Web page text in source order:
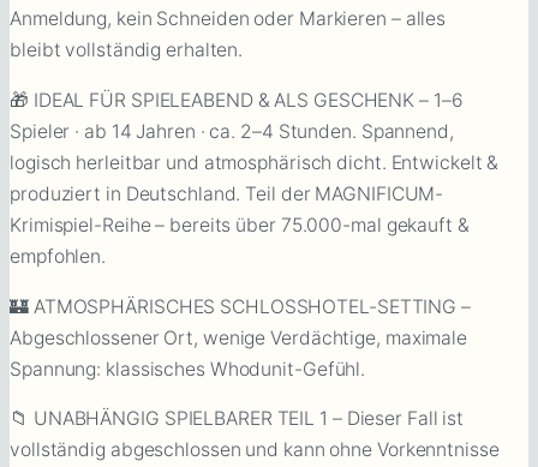
Anmeldung, kein Schneiden oder Markieren – alles
bleibt vollständig erhalten.
🎁 IDEAL FÜR SPIELEABEND & ALS GESCHENK – 1–6
Spieler · ab 14 Jahren · ca. 2–4 Stunden. Spannend,
logisch herleitbar und atmosphärisch dicht. Entwickelt &
produziert in Deutschland. Teil der MAGNIFICUM-
Krimispiel-Reihe – bereits über 75.000-mal gekauft &
empfohlen.
🏰 ATMOSPHÄRISCHES SCHLOSSHOTEL-SETTING –
Abgeschlossener Ort, wenige Verdächtige, maximale
Spannung: klassisches Whodunit-Gefühl.
📁 UNABHÄNGIG SPIELBARER TEIL 1 – Dieser Fall ist
vollständig abgeschlossen und kann ohne Vorkenntnisse